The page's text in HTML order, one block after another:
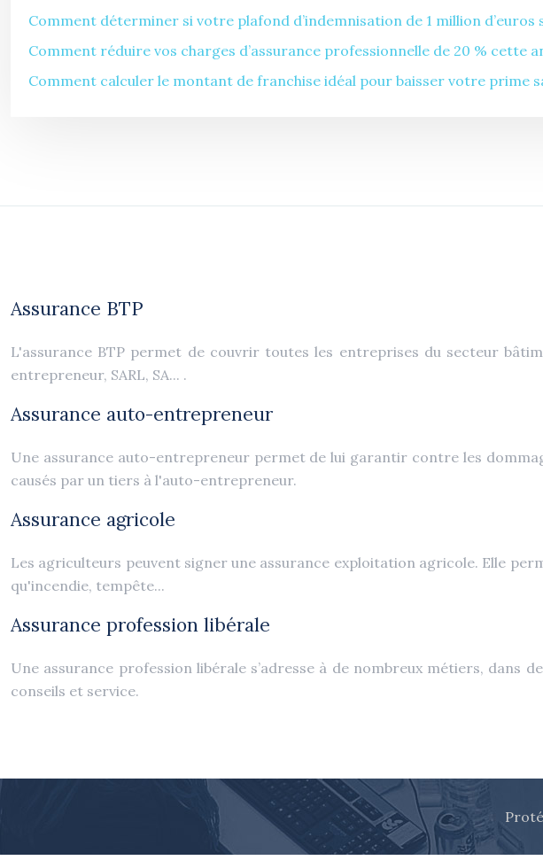
Comment déterminer si votre plafond d’indemnisation de 1 million
Comment réduire vos charges d’assurance professionnelle de 20 % cette
Comment calculer le montant de franchise idéal pour baisser votre prime
Assurance BTP
L'assurance BTP permet de couvrir toutes les entreprises du secteur
entrepreneur, SARL, SA... .
Assurance auto-entrepreneur
Une assurance auto-entrepreneur permet de lui garantir contre les
causés par un tiers à l'auto-entrepreneur.
Assurance agricole
Les agriculteurs peuvent signer une assurance exploitation agricole. Elle
qu'incendie, tempête...
Assurance profession libérale
Une assurance profession libérale s’adresse à de nombreux métiers,
conseils et service.